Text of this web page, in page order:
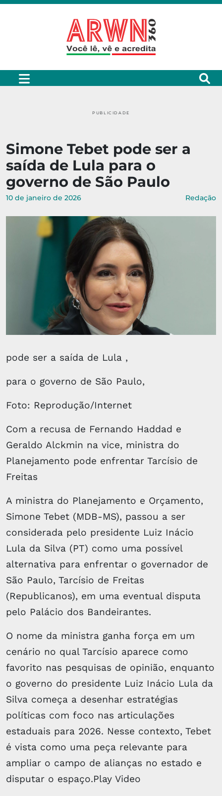
PUBLICIDADE
Simone Tebet pode ser a
saída de Lula para o
governo de São Paulo
10 de janeiro de 2026 Redação
pode ser a saída de Lula ,
para o governo de São Paulo,
Foto: Reprodução/Internet
Com a recusa de Fernando Haddad e
Geraldo Alckmin na vice, ministra do
Planejamento pode enfrentar Tarcísio de
Freitas
A ministra do Planejamento e Orçamento,
Simone Tebet (MDB-MS), passou a ser
considerada pelo presidente Luiz Inácio
Lula da Silva (PT) como uma possível
alternativa para enfrentar o governador de
São Paulo, Tarcísio de Freitas
(Republicanos), em uma eventual disputa
pelo Palácio dos Bandeirantes.
O nome da ministra ganha força em um
cenário no qual Tarcísio aparece como
favorito nas pesquisas de opinião, enquanto
o governo do presidente Luiz Inácio Lula da
Silva começa a desenhar estratégias
políticas com foco nas articulações
estaduais para 2026. Nesse contexto, Tebet
é vista como uma peça relevante para
ampliar o campo de alianças no estado e
disputar o espaço.Play Video